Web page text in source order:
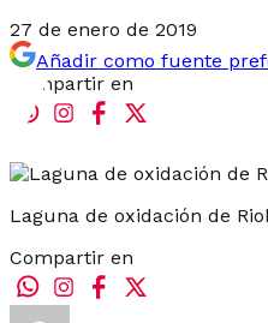
27 de enero de 2019
Añadir como fuente
Compartir en
Laguna de oxidación de
Compartir en